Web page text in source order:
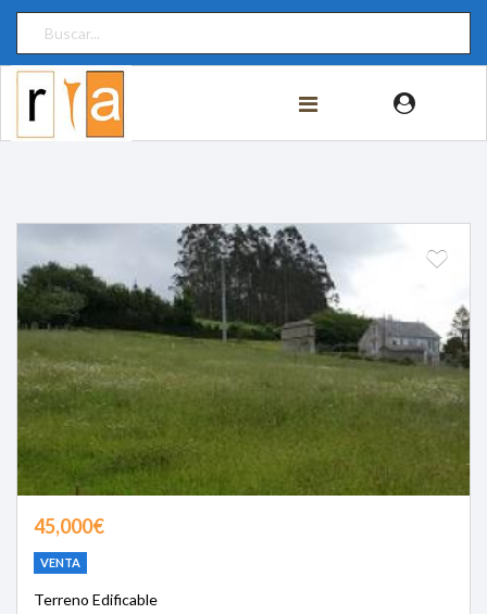
45,000€
VENTA
Terreno Edificable